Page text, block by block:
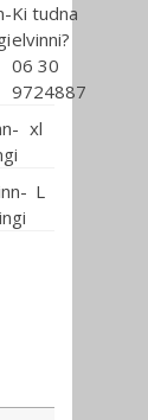
Ki tudna
elvinni?
06 30
9724887
xl
L